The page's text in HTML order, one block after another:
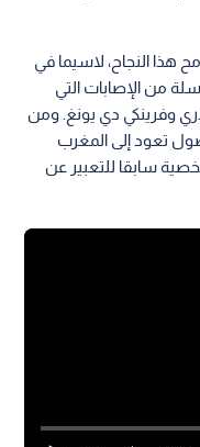
هذا النجاح، لاسيما في
من الإصابات التي
وفرينكي دي يونغ. ومن
تعود إلى المغرب
سابقا للتعبير عن